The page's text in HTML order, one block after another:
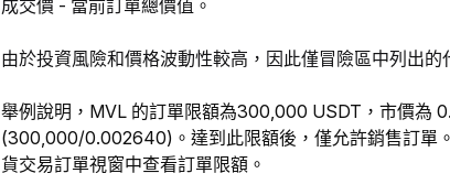
成交價 - 當前訂單總價值。
由於投資風險和價格波動性較高，因此僅冒險區中列出
舉例說明，MVL 的訂單限額為300,000 USDT，市價為
(300,000/0.002640)。達到此限額後，僅允許銷售訂單
貨交易訂單視窗中查看訂單限額。